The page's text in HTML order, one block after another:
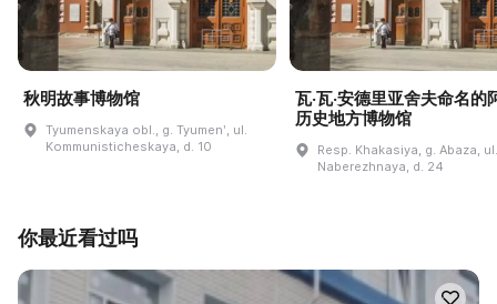
秋明故事博物馆
Tyumenskaya obl., g. Tyumenʹ, ul.
Kommunisticheskaya, d. 10
瓦·瓦·安德里亚舍夫命名的
历史地方博物馆
Resp. Khakasiya, g. Abaza, ul.
Naberezhnaya, d. 24
你最近看过吗